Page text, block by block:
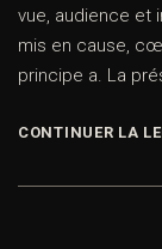
vue, audience et
mis en cause,
principe a. La
CONTINUER LA